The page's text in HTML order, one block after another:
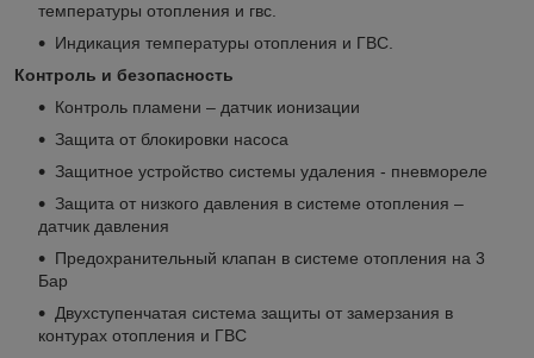
температуры отопления и гвс.
Индикация температуры отопления и ГВС.
Контроль и безопасность
Контроль пламени – датчик ионизации
Защита от блокировки насоса
Защитное устройство системы удаления - пневмореле
Защита от низкого давления в системе отопления –
датчик давления
Предохранительный клапан в системе отопления на 3
Бар
Двухступенчатая система защиты от замерзания в
контурах отопления и ГВС